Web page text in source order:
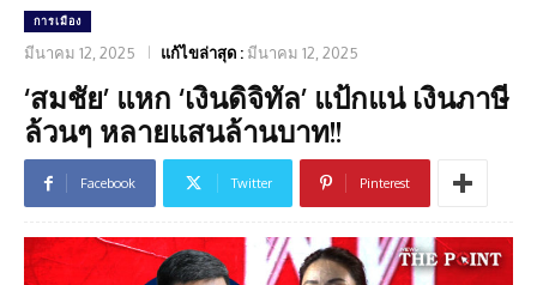
การเมือง
มีนาคม 12, 2025 แก้ไขล่าสุด : มีนาคม 12, 2025
‘สมชัย’ แหก ‘เงินดิจิทัล’ แป้กแน่ เงินภาษี
ล้วนๆ หลายแสนล้านบาท!!
Facebook Twitter Pinterest